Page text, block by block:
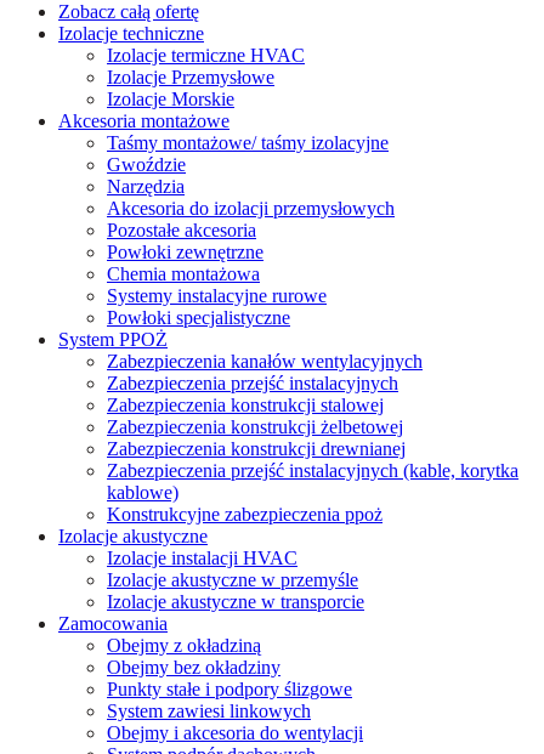
Zobacz całą ofertę
Izolacje techniczne
Izolacje termiczne HVAC
Izolacje Przemysłowe
Izolacje Morskie
Akcesoria montażowe
Taśmy montażowe/ taśmy izolacyjne
Gwoździe
Narzędzia
Akcesoria do izolacji przemysłowych
Pozostałe akcesoria
Powłoki zewnętrzne
Chemia montażowa
Systemy instalacyjne rurowe
Powłoki specjalistyczne
System PPOŻ
Zabezpieczenia kanałów wentylacyjnych
Zabezpieczenia przejść instalacyjnych
Zabezpieczenia konstrukcji stalowej
Zabezpieczenia konstrukcji żelbetowej
Zabezpieczenia konstrukcji drewnianej
Zabezpieczenia przejść instalacyjnych (kable, korytka
kablowe)
Konstrukcyjne zabezpieczenia ppoż
Izolacje akustyczne
Izolacje instalacji HVAC
Izolacje akustyczne w przemyśle
Izolacje akustyczne w transporcie
Zamocowania
Obejmy z okładziną
Obejmy bez okładziny
Punkty stałe i podpory ślizgowe
System zawiesi linkowych
Obejmy i akcesoria do wentylacji